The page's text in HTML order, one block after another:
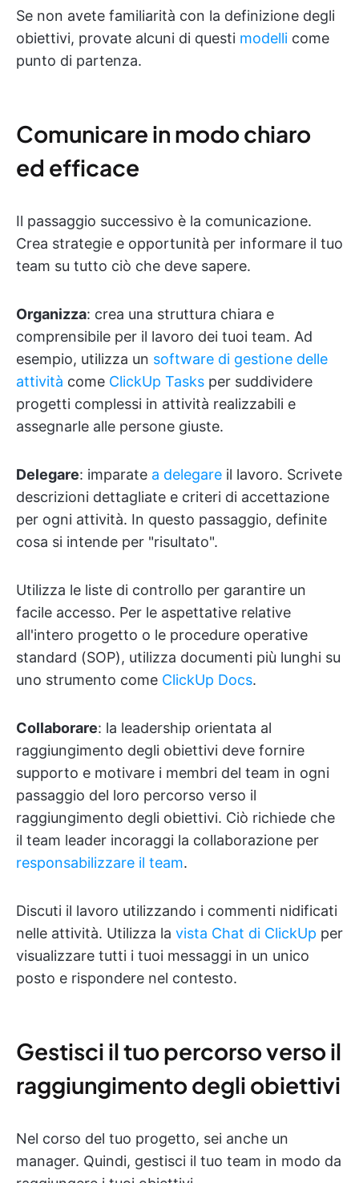
Se non avete familiarità con la definizione degli
obiettivi, provate alcuni di questi modelli come
punto di partenza.
Comunicare in modo chiaro
ed efficace
Il passaggio successivo è la comunicazione.
Crea strategie e opportunità per informare il tuo
team su tutto ciò che deve sapere.
Organizza: crea una struttura chiara e
comprensibile per il lavoro dei tuoi team. Ad
esempio, utilizza un software di gestione delle
attività come ClickUp Tasks per suddividere
progetti complessi in attività realizzabili e
assegnarle alle persone giuste.
Delegare: imparate a delegare il lavoro. Scrivete
descrizioni dettagliate e criteri di accettazione
per ogni attività. In questo passaggio, definite
cosa si intende per "risultato".
Utilizza le liste di controllo per garantire un
facile accesso. Per le aspettative relative
all'intero progetto o le procedure operative
standard (SOP), utilizza documenti più lunghi su
uno strumento come ClickUp Docs.
Collaborare: la leadership orientata al
raggiungimento degli obiettivi deve fornire
supporto e motivare i membri del team in ogni
passaggio del loro percorso verso il
raggiungimento degli obiettivi. Ciò richiede che
il team leader incoraggi la collaborazione per
responsabilizzare il team.
Discuti il lavoro utilizzando i commenti nidificati
nelle attività. Utilizza la vista Chat di ClickUp per
visualizzare tutti i tuoi messaggi in un unico
posto e rispondere nel contesto.
Gestisci il tuo percorso verso il
raggiungimento degli obiettivi
Nel corso del tuo progetto, sei anche un
manager. Quindi, gestisci il tuo team in modo da